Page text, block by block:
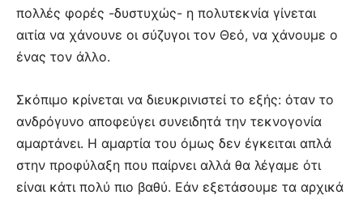
πολλές φορές -δυστυχώς- η πολυτεκνία γίνεται
αιτία να χάνουνε οι σύζυγοι τον Θεό, να χάνουμε ο
ένας τον άλλο.
Σκόπιμο κρίνεται να διευκρινιστεί το εξής: όταν το
ανδρόγυνο αποφεύγει συνειδητά την τεκνογονία
αμαρτάνει. Η αμαρτία του όμως δεν έγκειται απλά
στην προφύλαξη που παίρνει αλλά θα λέγαμε ότι
είναι κάτι πολύ πιο βαθύ. Εάν εξετάσουμε τα αρχικά